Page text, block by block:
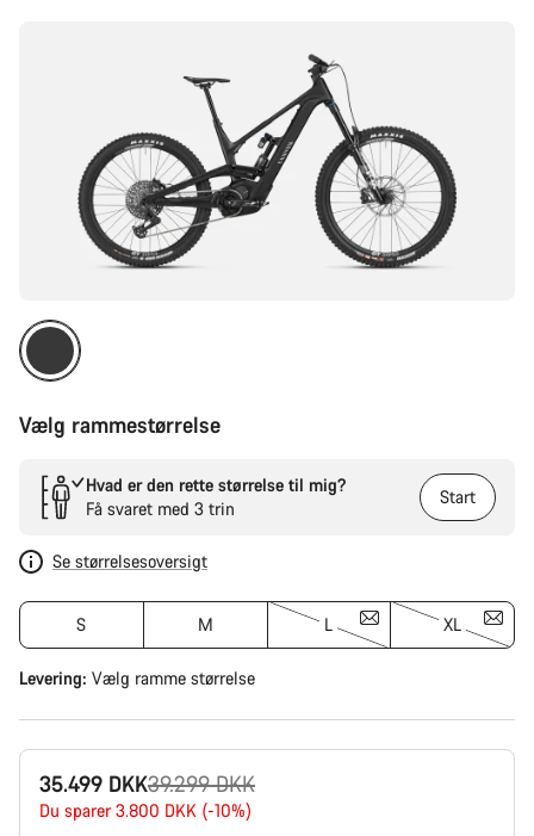
Vælg rammestørrelse
Hvad er den rette størrelse til mig?
Få svaret med 3 trin
Start
Se størrelsesoversigt
S M L XL
Levering: Vælg ramme størrelse
35.499 DKK
Original
pris
39.299 DKK
Du sparer 3.800 DKK (-10%)